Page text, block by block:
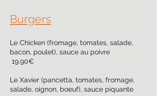
Burgers
Le Chicken (fromage, tomates, salade,
bacon, poulet), sauce au poivre
19.90€
Le Xavier (pancetta, tomates, fromage,
salade, oignon, boeuf), sauce piquante